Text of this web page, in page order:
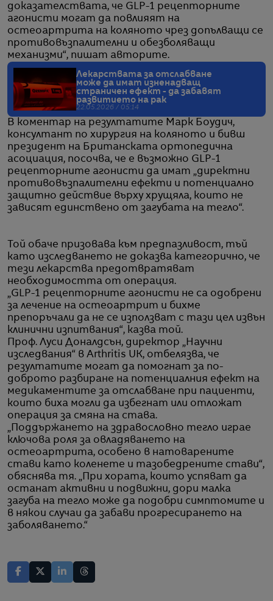
доказателствата, че GLP-1 рецепторните
агонисти могат да повлияят на
остеоартрита на коляното чрез допълващи се
противовъзпалителни и обезболяващи
механизми“, пишат авторите.
Лекарствата за отслабване
може да имат изненадващ
страничен ефект - да забавят
развитието на рак
22.05.2026 / 05:14
В коментар на резултатите Марк Боудич,
консултант по хирургия на коляното и бивш
президент на Британската ортопедична
асоциация, посочва, че е възможно GLP-1
рецепторните агонисти да имат „директни
противовъзпалителни ефекти и потенциално
защитно действие върху хрущяла, които не
зависят единствено от загубата на тегло“.
Той обаче призовава към предпазливост, тъй
като изследването не доказва категорично, че
тези лекарства предотвратяват
необходимостта от операция.
„GLP-1 рецепторните агонисти не са одобрени
за лечение на остеоартрит и бихме
препоръчали да не се използват с тази цел извън
клинични изпитвания“, казва той.
Проф. Луси Доналдсън, директор „Научни
изследвания“ в Arthritis UK, отбелязва, че
резултатите могат да помогнат за по-
доброто разбиране на потенциалния ефект на
медикаментите за отслабване при пациенти,
които биха могли да избегнат или отложат
операция за смяна на става.
„Поддържането на здравословно тегло играе
ключова роля за овладяването на
остеоартрита, особено в натоварените
стави като коленете и тазобедрените стави“,
обяснява тя. „При хората, които успяват да
останат активни и подвижни, дори малка
загуба на тегло може да подобри симптомите и
в някои случаи да забави прогресирането на
заболяването.“